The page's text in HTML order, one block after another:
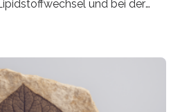
und bei der
zahlreiche Enzyme präzise in
um Prof. Dr. Ralf Erdmann
hat nun einen bislang
des